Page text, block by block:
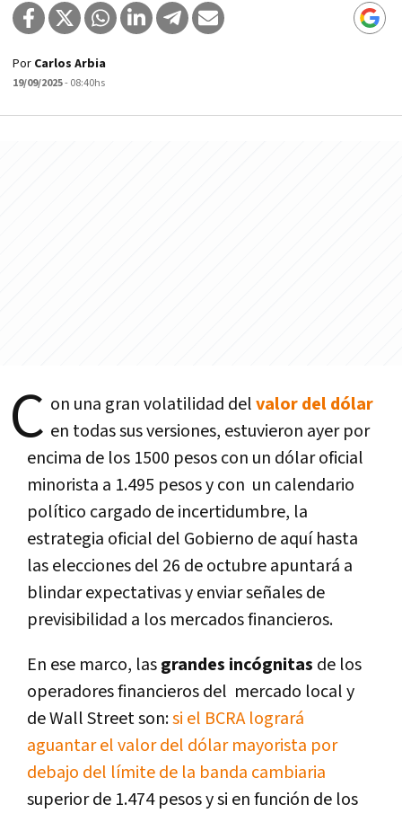
Por Carlos Arbia
19/09/2025- 08:40hs
C on una gran volatilidad delvalor del dólar
en todas sus versiones, estuvieron ayer por
encima de los 1500 pesos con un dólar oficial
minorista a 1.495 pesos y con un calendario
político cargado de incertidumbre, la
estrategia oficial del Gobierno de aquí hasta
las elecciones del 26 de octubre apuntará a
blindar expectativas y enviar señales de
previsibilidad a los mercados financieros.
En ese marco, lasgrandes incógnitas de los
operadores financieros del mercado local y
de Wall Street son:si el BCRA logrará
aguantar el valor del dólar mayorista por
debajo del límite de la banda cambiaria
superior de 1.474 pesos y si en función de los